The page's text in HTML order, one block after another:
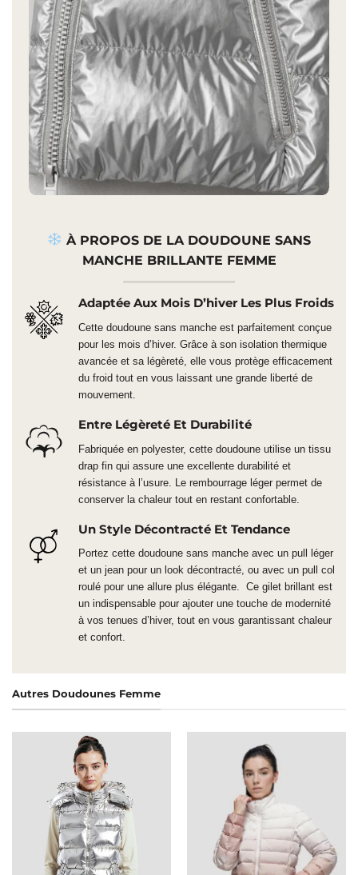
À PROPOS DE LA DOUDOUNE SANS
MANCHE BRILLANTE FEMME
Adaptée Aux Mois D’hiver Les Plus Froids
Cette doudoune sans manche est parfaitement conçue
pour les mois d’hiver. Grâce à son isolation thermique
avancée et sa légèreté, elle vous protège efficacement
du froid tout en vous laissant une grande liberté de
mouvement.
Entre Légèreté Et Durabilité
Fabriquée en polyester, cette doudoune utilise un tissu
drap fin qui assure une excellente durabilité et
résistance à l’usure. Le rembourrage léger permet de
conserver la chaleur tout en restant confortable.
Un Style Décontracté Et Tendance
Portez cette doudoune sans manche avec un pull léger
et un jean pour un look décontracté, ou avec un pull col
roulé pour une allure plus élégante. Ce gilet brillant est
un indispensable pour ajouter une touche de modernité
à vos tenues d’hiver, tout en vous garantissant chaleur
et confort.
Autres Doudounes Femme